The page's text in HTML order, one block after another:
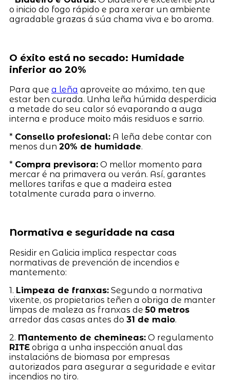
o inicio do fogo rápido e para xerar un ambiente
agradable grazas á súa chama viva e bo aroma.
O éxito está no secado: Humidade
inferior ao 20%
Para que a leña aproveite ao máximo, ten que
estar ben curada. Unha leña húmida desperdicia
a metade do seu calor só evaporando a auga
interna e produce moito máis residuos e sarrio.
* Consello profesional:A leña debe contar con
menos dun 20% de humidade.
* Compra previsora:O mellor momento para
mercar é na primavera ou verán. Así, garantes
mellores tarifas e que a madeira estea
totalmente curada para o inverno.
Normativa e seguridade na casa
Residir en Galicia implica respectar coas
normativas de prevención de incendios e
mantemento:
1. Limpeza de franxas:Segundo a normativa
vixente, os propietarios teñen a obriga de manter
limpas de maleza as franxas de50 metros
arredor das casas antes do 31 de maio.
2. Mantemento de chemineas:O regulamento
RITEobriga a unha inspección anual das
instalacións de biomasa por empresas
autorizados para asegurar a seguridade e evitar
incendios no tiro.